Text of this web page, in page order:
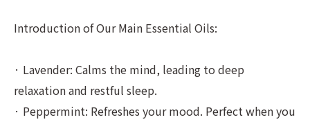
Introduction of Our Main Essential Oils:
· Lavender: Calms the mind, leading to deep
relaxation and restful sleep.
· Peppermint: Refreshes your mood. Perfect when you